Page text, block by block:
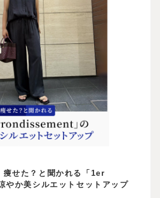
痩せた？と聞かれる「1er
か美シルエットセットアップ